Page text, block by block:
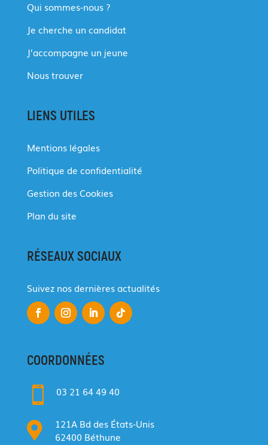
Qui sommes-nous ?
Je cherche un candidat
J’accompagne un jeune
Nous trouver
LIENS UTILES
Mentions légales
Politique de confidentialité
Gestion des Cookies
Plan du site
RÉSEAUX SOCIAUX
Suivez nos dernières actualités
COORDONNÉES
 03 21 64 49 40

121A Bd des États-Unis
62400 Béthune